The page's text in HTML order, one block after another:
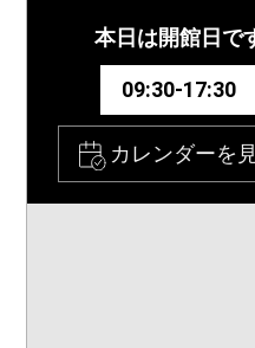
本日は開館日で
09:30-17:30
カレンダーを